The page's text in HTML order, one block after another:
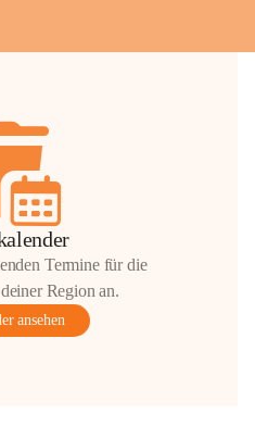
Termine für die
Region an.
ansehen